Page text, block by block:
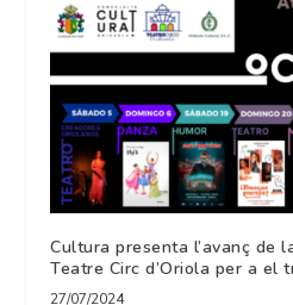
Cultura presenta l’avanç de
Teatre Circ d’Oriola per a el
27/07/2024